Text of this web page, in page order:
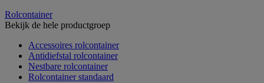
Rolcontainer
Bekijk de hele productgroep
Accessoires rolcontainer
Antidiefstal rolcontainer
Nestbare rolcontainer
Rolcontainer standaard